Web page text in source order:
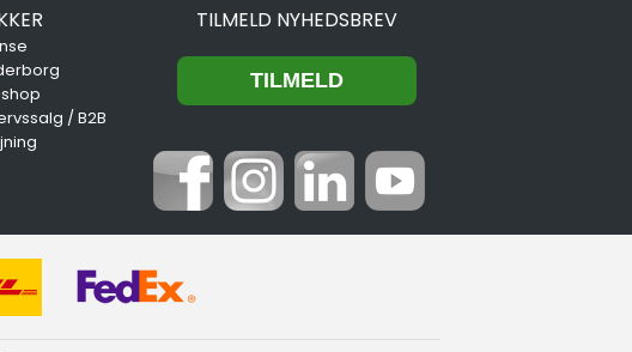
/ B2B
TILMELD NYHEDSBREV